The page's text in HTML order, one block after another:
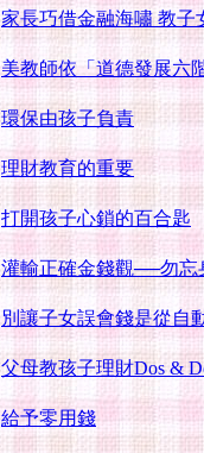
家長巧借金融海嘯 教子
美教師依「道德發展六
環保由孩子負責
理財教育的重要
打開孩子心鎖的百合匙
灌輸正確金錢觀──勿忘
別讓子女誤會錢是從自
父母教孩子理財Dos &
給予零用錢